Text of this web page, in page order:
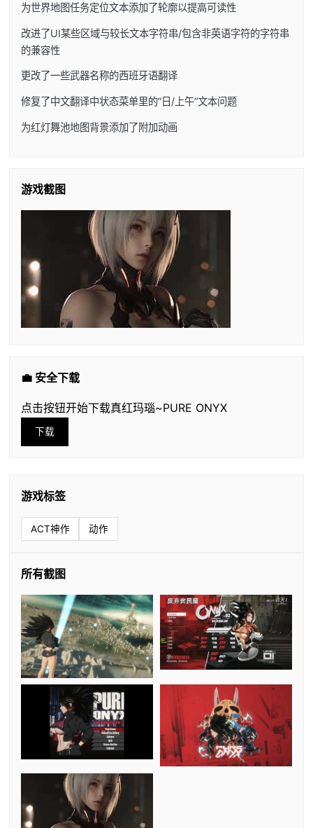
为世界地图任务定位文本添加了轮廓以提高可读性
改进了UI某些区域与较长文本字符串/包含非英语字符的字符串
的兼容性
更改了一些武器名称的西班牙语翻译
修复了中文翻译中状态菜单里的”日/上午”文本问题
为红灯舞池地图背景添加了附加动画
游戏截图
💼 安全下载
点击按钮开始下载真红玛瑙~PURE ONYX
下载
游戏标签
ACT神作 动作
所有截图